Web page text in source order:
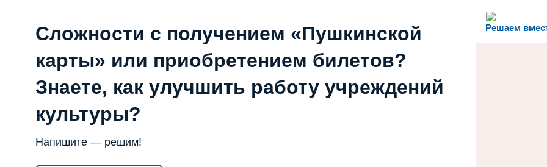
Решаем
Сложности с получением «Пушкинской
карты» или приобретением билетов?
Знаете, как улучшить работу учреждений
культуры?
Напишите — решим!